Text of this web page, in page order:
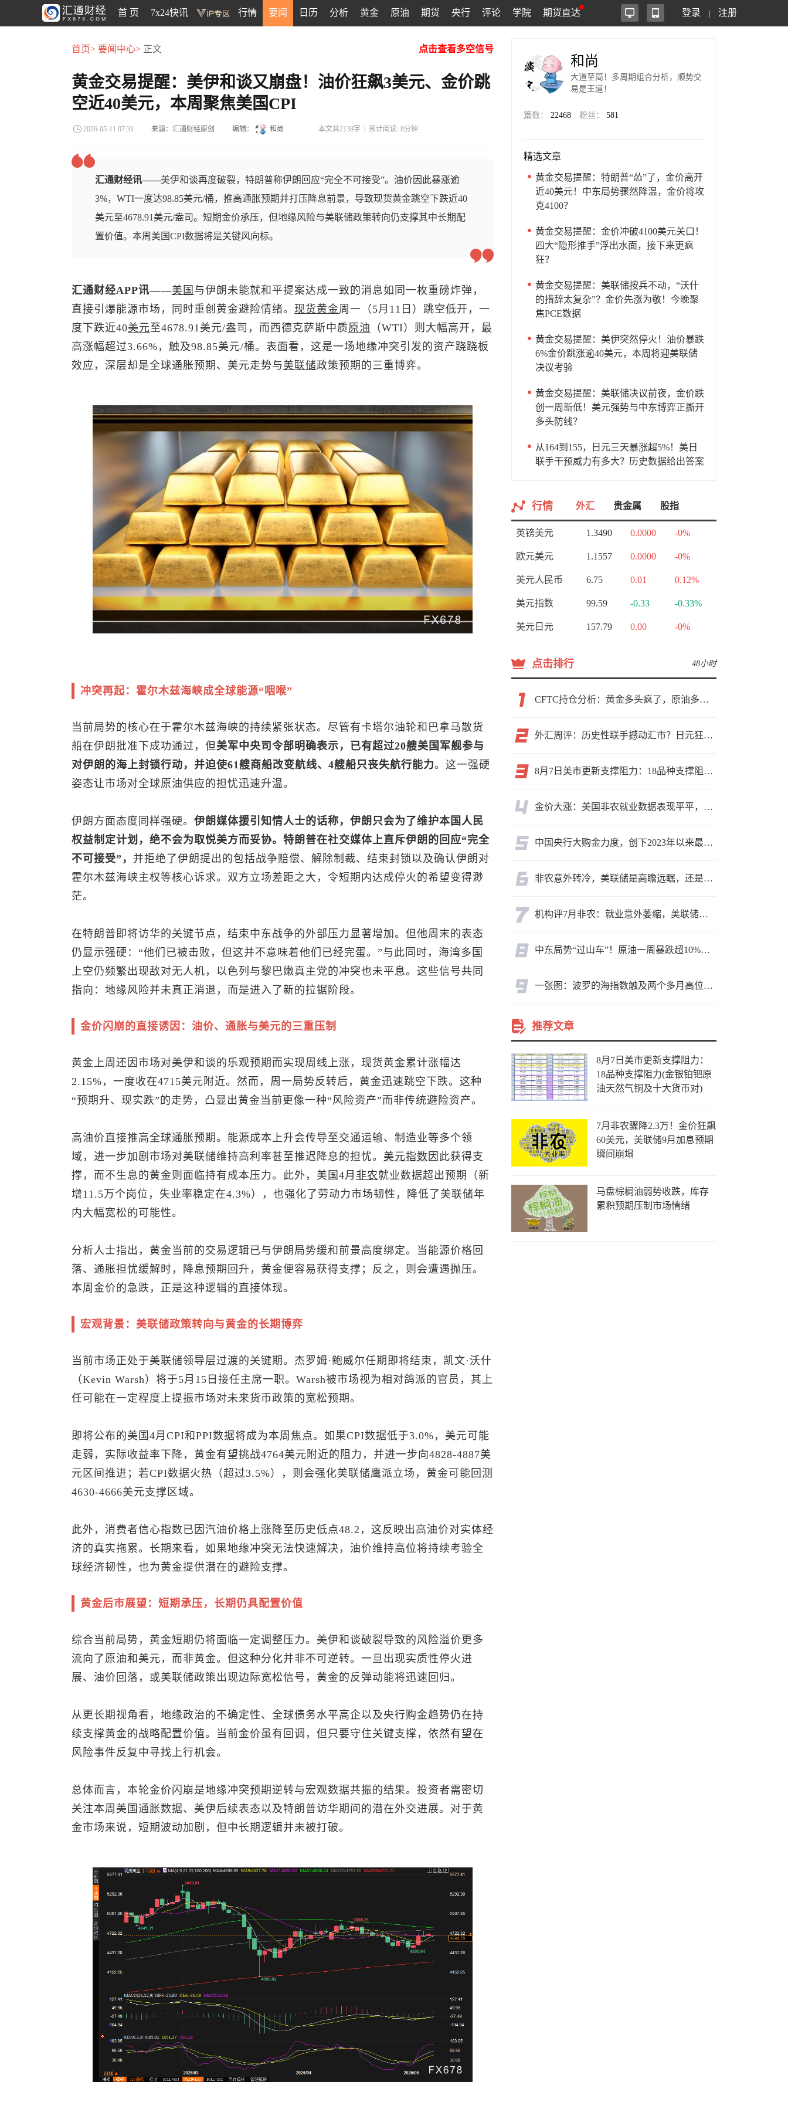
首 页 7x24快讯 行情 要闻 日历 分析 黄金 原油 期货 央行 评论 学院 期货直达 登录 注册
首页> 要闻中心> 正文 点击查看多空信号
黄金交易提醒：美伊和谈又崩盘！油价狂飙3美元、金价跳
空近40美元，本周聚焦美国CPI
2026-05-11 07:31 来源：汇通财经原创 编辑： 和尚 本文共2138字 | 预计阅读: 8分钟
汇通财经讯——美伊和谈再度破裂，特朗普称伊朗回应“完全不可接受”。油价因此暴涨逾
3%，WTI一度达98.85美元/桶，推高通胀预期并打压降息前景，导致现货黄金跳空下跌近40
美元至4678.91美元/盎司。短期金价承压，但地缘风险与美联储政策转向仍支撑其中长期配
置价值。本周美国CPI数据将是关键风向标。
汇通财经APP讯——美国 与伊朗未能就和平提案达成一致的消息如同一枚重磅炸弹，
直接引爆能源市场，同时重创黄金避险情绪。 现货黄金周一（5月11日）跳空低开，一
度下跌近40美元至4678.91美元/盎司，而西德克萨斯中质原油 （WTI）则大幅高开，最
高涨幅超过3.66%，触及98.85美元/桶。表面看，这是一场地缘冲突引发的资产跷跷板
效应，深层却是全球通胀预期、美元走势与 美联储政策预期的三重博弈。
冲突再起：霍尔木兹海峡成全球能源“咽喉”
当前局势的核心在于霍尔木兹海峡的持续紧张状态。尽管有卡塔尔油轮和巴拿马散货
船在伊朗批准下成功通过，但 美军中央司令部明确表示，已有超过20艘美国军舰参与
对伊朗的海上封锁行动，并迫使61艘商船改变航线、4艘船只丧失航行能力。这一强硬
姿态让市场对全球原油供应的担忧迅速升温。
伊朗方面态度同样强硬。 伊朗媒体援引知情人士的话称，伊朗只会为了维护本国人民
权益制定计划，绝不会为取悦美方而妥协。特朗普在社交媒体上直斥伊朗的回应“完全
不可接受”， 并拒绝了伊朗提出的包括战争赔偿、解除制裁、结束封锁以及确认伊朗对
霍尔木兹海峡主权等核心诉求。双方立场差距之大，令短期内达成停火的希望变得渺
茫。
在特朗普即将访华的关键节点，结束中东战争的外部压力显著增加。但他周末的表态
仍显示强硬：“他们已被击败，但这并不意味着他们已经完蛋。”与此同时，海湾多国
上空仍频繁出现敌对无人机，以色列与黎巴嫩真主党的冲突也未平息。这些信号共同
指向：地缘风险并未真正消退，而是进入了新的拉锯阶段。
金价闪崩的直接诱因：油价、通胀与美元的三重压制
黄金上周还因市场对美伊和谈的乐观预期而实现周线上涨， 现货黄金累计涨幅达
2.15%，一度收在4715美元附近。然而，周一局势反转后，黄金迅速跳空下跌。这种
“预期升、现实跌”的走势，凸显出黄金当前更像一种“风险资产”而非传统避险资产。
高油价直接推高全球通胀预期。能源成本上升会传导至交通运输、制造业等多个领
域，进一步加剧市场对美联储维持高利率甚至推迟降息的担忧。 美元指数 因此获得支
撑，而不生息的黄金则面临持有成本压力。此外，美国4月 非农就业数据超出预期（新
增11.5万个岗位，失业率稳定在4.3%），也强化了劳动力市场韧性，降低了美联储年
内大幅宽松的可能性。
分析人士指出，黄金当前的交易逻辑已与伊朗局势缓和前景高度绑定。当能源价格回
落、通胀担忧缓解时，降息预期回升，黄金便容易获得支撑；反之，则会遭遇抛压。
本周金价的急跌，正是这种逻辑的直接体现。
宏观背景：美联储政策转向与黄金的长期博弈
当前市场正处于美联储领导层过渡的关键期。杰罗姆·鲍威尔任期即将结束，凯文·沃什
（Kevin Warsh）将于5月15日接任主席一职。Warsh被市场视为相对鸽派的官员，其上
任可能在一定程度上提振市场对未来货币政策的宽松预期。
即将公布的美国4月CPI和PPI数据将成为本周焦点。如果CPI数据低于3.0%，美元可能
走弱，实际收益率下降，黄金有望挑战4764美元附近的阻力，并进一步向4828-4887美
元区间推进；若CPI数据火热（超过3.5%），则会强化美联储鹰派立场，黄金可能回测
4630-4666美元支撑区域。
此外，消费者信心指数已因汽油价格上涨降至历史低点48.2，这反映出高油价对实体经
济的真实拖累。长期来看，如果地缘冲突无法快速解决，油价维持高位将持续考验全
球经济韧性，也为黄金提供潜在的避险支撑。
黄金后市展望：短期承压，长期仍具配置价值
综合当前局势，黄金短期仍将面临一定调整压力。美伊和谈破裂导致的风险溢价更多
流向了原油和美元，而非黄金。但这种分化并非不可逆转。一旦出现实质性停火进
展、油价回落，或美联储政策出现边际宽松信号，黄金的反弹动能将迅速回归。
从更长期视角看，地缘政治的不确定性、全球债务水平高企以及央行购金趋势仍在持
续支撑黄金的战略配置价值。当前金价虽有回调，但只要守住关键支撑，依然有望在
风险事件反复中寻找上行机会。
总体而言，本轮金价闪崩是地缘冲突预期逆转与宏观数据共振的结果。投资者需密切
关注本周美国通胀数据、美伊后续表态以及特朗普访华期间的潜在外交进展。对于黄
金市场来说，短期波动加剧，但中长期逻辑并未被打破。
和尚
大道至简！多周期组合分析，顺势交
易是王道！
篇数： 22468 粉丝： 581
精选文章
黄金交易提醒：特朗普“怂”了，金价高开
近40美元！中东局势骤然降温，金价将攻
克4100？
黄金交易提醒：金价冲破4100美元关口！
四大“隐形推手”浮出水面，接下来更疯
狂？
黄金交易提醒：美联储按兵不动，“沃什
的措辞太复杂”？金价先涨为敬！今晚聚
焦PCE数据
黄金交易提醒：美伊突然停火！油价暴跌
6%金价跳涨逾40美元，本周将迎美联储
决议考验
黄金交易提醒：美联储决议前夜，金价跌
创一周新低！美元强势与中东博弈正撕开
多头防线？
从164到155，日元三天暴涨超5%！美日
联手干预威力有多大？历史数据给出答案
行情 外汇 贵金属 股指
英镑美元 1.3490 0.0000 -0%
欧元美元 1.1557 0.0000 -0%
美元人民币 6.75 0.01 0.12%
美元指数 99.59 -0.33 -0.33%
美元日元 157.79 0.00 -0%
点击排行 48小时
CFTC持仓分析：黄金多头疯了，原油多头跑了，日元空头投降了！
外汇周评：历史性联手撼动汇市？日元狂飙后回调，非农意外爆冷，美元刷新七周低点
8月7日美市更新支撑阻力：18品种支撑阻力(金银铂钯原油天然气铜及十大货币对)
金价大涨：美国非农就业数据表现平平，美联储加息预期遭重创
中国央行大购金力度，创下2023年以来最大月度购金规模
非农意外转冷，美联储是高瞻远瞩，还是政治默契？
机构评7月非农：就业意外萎缩，美联储迎政策难题
中东局势“过山车”！原油一周暴跌超10%，霍尔木兹海峡谈判成最大变数
一张图：波罗的海指数触及两个多月高位，周线大幅收涨
推荐文章
8月7日美市更新支撑阻力：
18品种支撑阻力(金银铂钯原
油天然气铜及十大货币对)
7月非农骤降2.3万！金价狂飙
60美元，美联储9月加息预期
瞬间崩塌
马盘棕榈油弱势收跌，库存
累积预期压制市场情绪